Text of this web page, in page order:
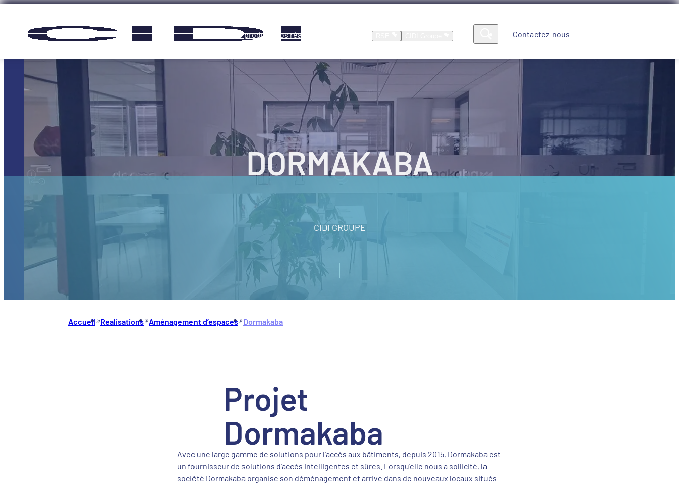
Panneau de gestion des cookies
Nos produits Nos réalisations News Contactez-nous
DORMAKABA
CIDI GROUPE
Accueil»Realisations»Aménagement d’espaces»Dormakaba
Projet
Dormakaba
Avec une large gamme de solutions pour l’accès aux bâtiments, depuis 2015, Dormakaba est
un fournisseur de solutions d’accès intelligentes et sûres. Lorsqu’elle nous a sollicité, la
société Dormakaba organise son déménagement et arrive dans de nouveaux locaux situés